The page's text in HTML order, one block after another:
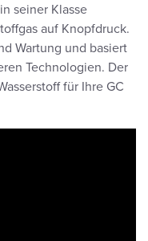
seiner Klasse
auf Knopfdruck.
Wartung und basiert
Technologien. Der
für Ihre GC